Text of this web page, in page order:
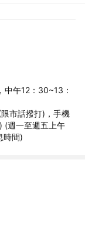
午12：30~13：
市話撥打)，手機
週一至週五上午
時間)